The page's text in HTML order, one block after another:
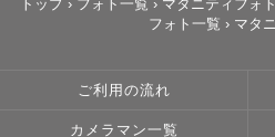
近江八幡市　＋2,000円
トップ› フォト一覧 › マタニティフォ
フォト一覧 › マタ
ご利用の流れ
カメラマン一覧